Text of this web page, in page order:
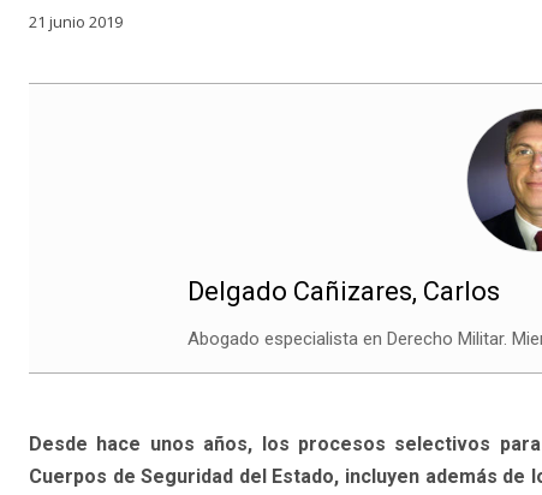
21 junio 2019
Delgado Cañizares, Carlos
Abogado especialista en Derecho Militar.
Desde hace unos años, los procesos selectivos
Cuerpos de Seguridad del Estado, incluyen además de